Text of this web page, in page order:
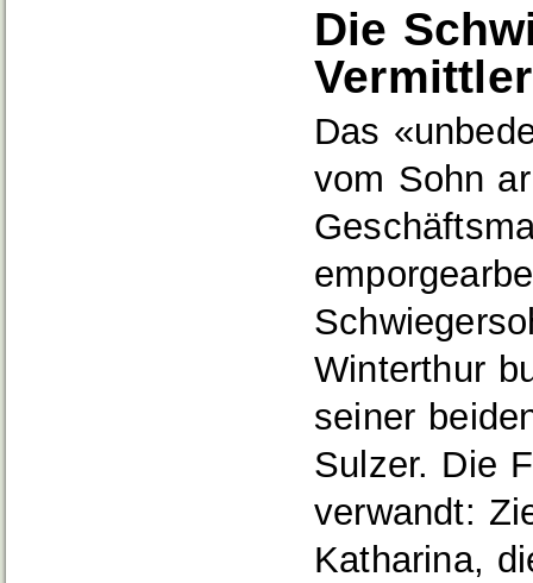
Die
Das
vom Sohn
Winterthur
seiner
Sulzer. Die
verwandt:
Katharina,